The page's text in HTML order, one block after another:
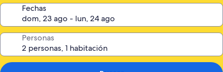
Fechas
Personas